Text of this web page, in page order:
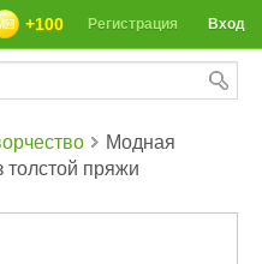
Вход
Регистрация
+100
Модная
пряжи